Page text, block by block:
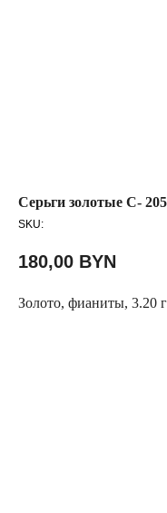
Серьги золотые С-
SKU:
180,00 BYN
Золото, фианиты, 3.20